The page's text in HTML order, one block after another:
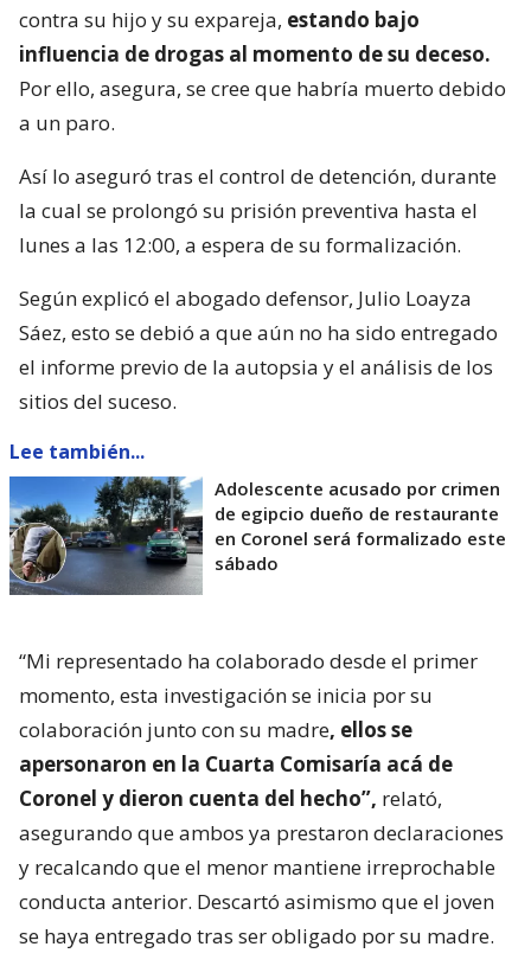
contra su hijo y su expareja, estando bajo
influencia de drogas al momento de su deceso.
Por ello, asegura, se cree que habría muerto debido
a un paro.
Así lo aseguró tras el control de detención, durante
la cual se prolongó su prisión preventiva hasta el
lunes a las 12:00, a espera de su formalización.
Según explicó el abogado defensor, Julio Loayza
Sáez, esto se debió a que aún no ha sido entregado
el informe previo de la autopsia y el análisis de los
sitios del suceso.
Lee también...
Adolescente acusado por crimen
de egipcio dueño de restaurante
en Coronel será formalizado este
sábado
“Mi representado ha colaborado desde el primer
momento, esta investigación se inicia por su
colaboración junto con su madre, ellos se
apersonaron en la Cuarta Comisaría acá de
Coronel y dieron cuenta del hecho”, relató,
asegurando que ambos ya prestaron declaraciones
y recalcando que el menor mantiene irreprochable
conducta anterior. Descartó asimismo que el joven
se haya entregado tras ser obligado por su madre.